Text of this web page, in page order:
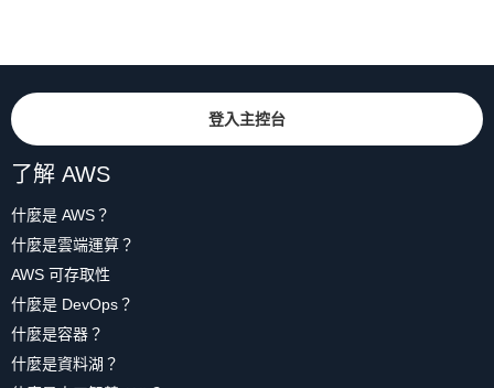
登入主控台
了解 AWS
什麼是 AWS？
什麼是雲端運算？
AWS 可存取性
什麼是 DevOps？
什麼是容器？
什麼是資料湖？